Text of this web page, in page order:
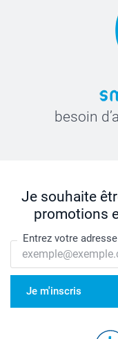
besoin
Je souhaite
promotions
Entrez votre
Je m'inscris